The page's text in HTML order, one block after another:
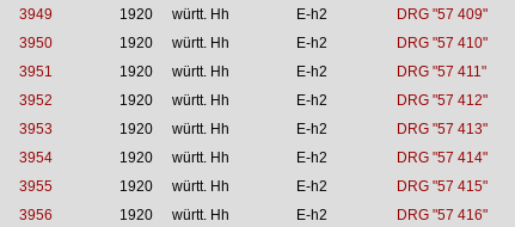
3949 1920 württ. Hh E-h2
DRG "57 409"
3950 1920 württ. Hh E-h2
DRG "57 410"
3951 1920 württ. Hh E-h2
DRG "57 411"
3952 1920 württ. Hh E-h2
DRG "57 412"
3953 1920 württ. Hh E-h2
DRG "57 413"
3954 1920 württ. Hh E-h2
DRG "57 414"
3955 1920 württ. Hh E-h2
DRG "57 415"
3956 1920 württ. Hh E-h2
DRG "57 416"